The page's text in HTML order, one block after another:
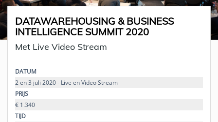
DATAWAREHOUSING & BUSINESS
INTELLIGENCE SUMMIT 2020
Met Live Video Stream
DATUM
2 en 3 juli 2020 - Live en Video Stream
PRIJS
€ 1.340
TIJD